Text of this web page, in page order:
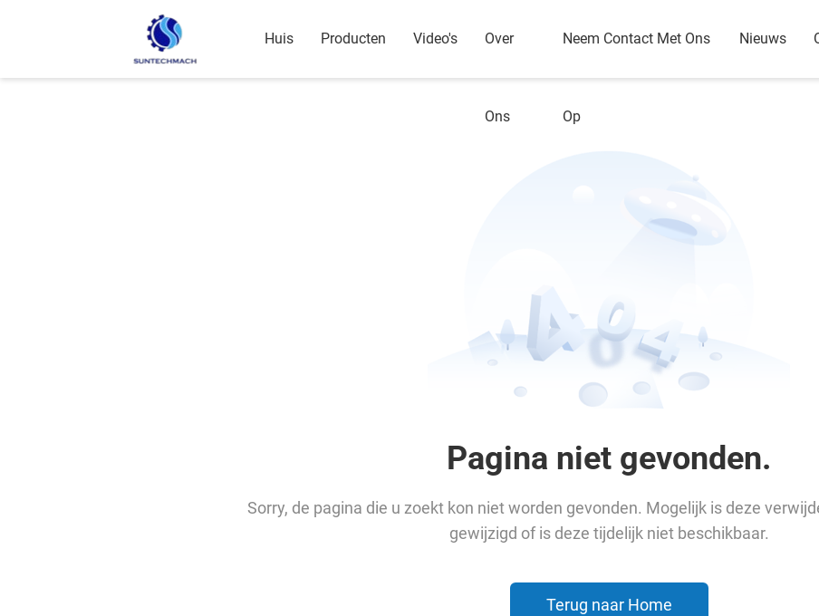
Huis Producten Video's Over
Ons
Neem Contact Met Ons
Op
Nieuws
Pagina niet gevonden.
Sorry, de pagina die u zoekt kon niet worden gevonden. Mogelijk is deze
gewijzigd of is deze tijdelijk niet beschikbaar.
Terug naar Home